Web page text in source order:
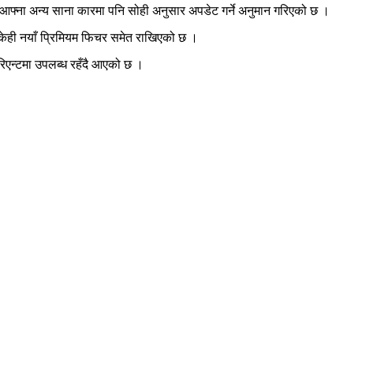
अन्य साना कारमा पनि सोही अनुसार अपडेट गर्ने अनुमान गरिएको छ ।
नयाँ प्रिमियम फिचर समेत राखिएको छ ।
उपलब्ध रहँदै आएको छ ।